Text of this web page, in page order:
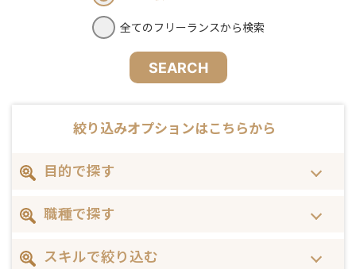
全てのフリーランスから検索
SEARCH
絞り込みオプションはこちらから
目的で探す
職種で探す
スキルで絞り込む